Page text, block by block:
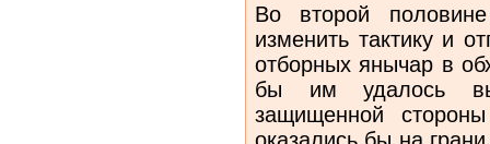
Во второй
изменить тактику и
отборных янычар в
бы им удалось
защищенной